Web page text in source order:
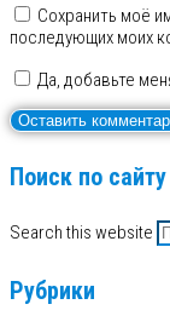
Сохранить моё
последующих моих
Да, добавьте
Поиск по сайту
Search this website
Рубрики